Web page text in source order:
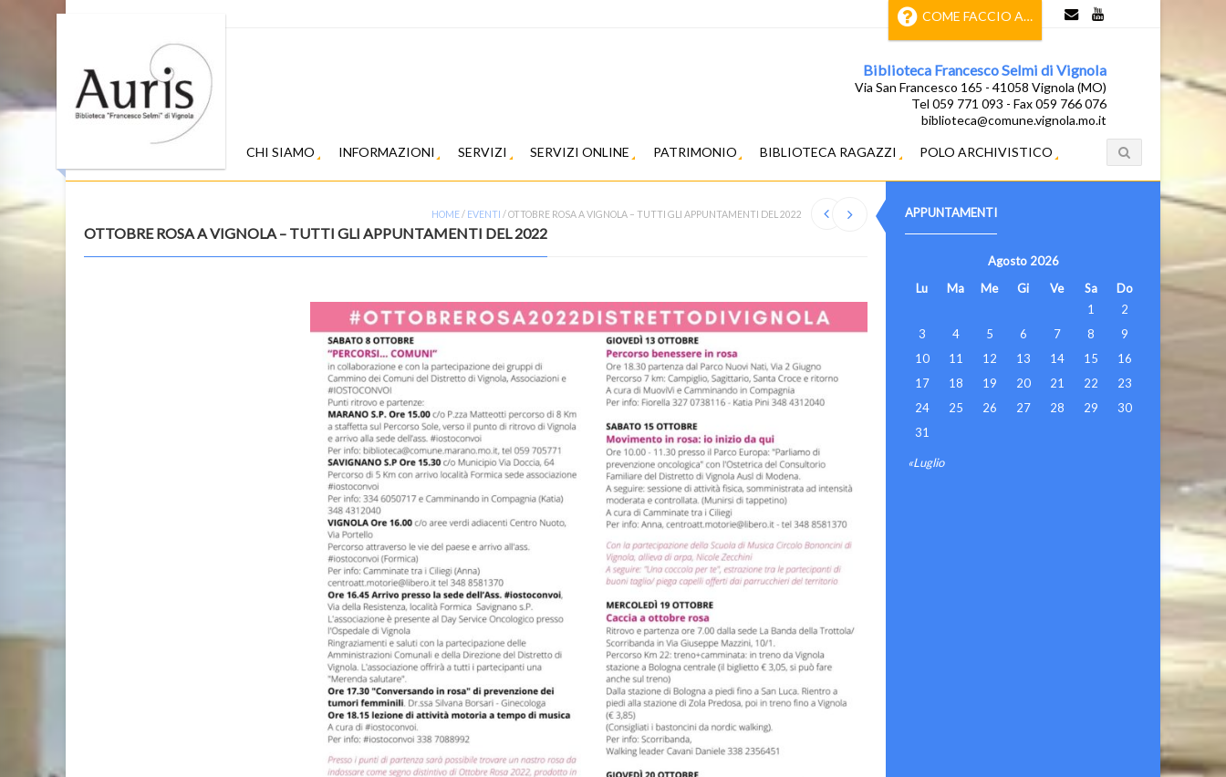
COME FACCIO A…
Biblioteca Francesco Selmi di Vignola
Via San Francesco 165 - 41058 Vignola (MO)
Tel 059 771 093 - Fax 059 766 076
biblioteca@comune.vignola.mo.it
CHI SIAMO INFORMAZIONI SERVIZI SERVIZI ONLINE PATRIMONIO BIBLIOTECA RAGAZZI POLO ARCHIVISTICO
APPUNTAMENTI
Agosto 2026
Lu
Ma Me Gi Ve Sa
Do
1
2
3
4 5 6 7 8
9
10
11 12 13 14 15
16
17
18 19 20 21 22
23
24
25 26 27 28 29
30
31
«Luglio
HOME/ EVENTI /OTTOBRE ROSA A VIGNOLA – TUTTI GLI APPUNTAMENTI DEL 2022
OTTOBRE ROSA A VIGNOLA – TUTTI GLI APPUNTAMENTI DEL 2022